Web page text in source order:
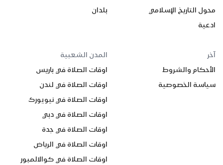
محول التاريخ الإسلامي
ادعية
بلدان
آخر
الأحكام والشروط
سياسة الخصوصية
المدن الشعبية
اوقات الصلاة في باريس
اوقات الصلاة في لندن
اوقات الصلاة في نيويورك
اوقات الصلاة في دبي
اوقات الصلاة في جدة
اوقات الصلاة في الرياض
اوقات الصلاة في كوالالمبور